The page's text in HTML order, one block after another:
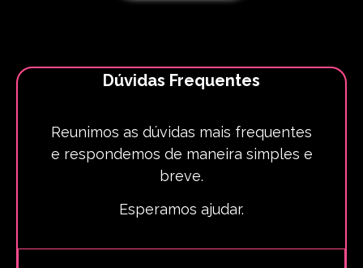
Dúvidas Frequentes
Reunimos as dúvidas mais frequentes
e respondemos de maneira simples e
breve.
Esperamos ajudar.